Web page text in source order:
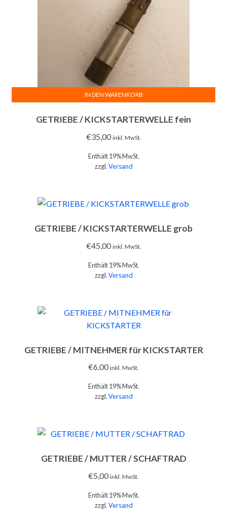
GETRIEBE / KICKSTARTERWELLE fein
€35,00 inkl. MwSt.
Enthält 19% MwSt.
zzgl.Versand
IN DEN WARENKORB
GETRIEBE / KICKSTARTERWELLE grob
€45,00 inkl. MwSt.
Enthält 19% MwSt.
zzgl.Versand
GETRIEBE / MITNEHMER für KICKSTARTER
€6,00 inkl. MwSt.
Enthält 19% MwSt.
zzgl.Versand
GETRIEBE / MUTTER / SCHAFTRAD
€5,00 inkl. MwSt.
Enthält 19% MwSt.
zzgl.Versand